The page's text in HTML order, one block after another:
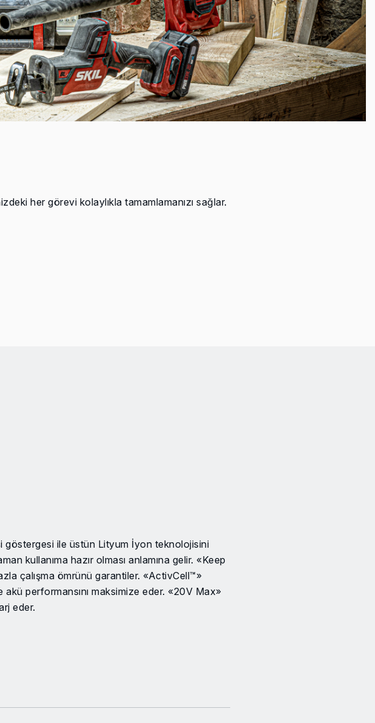
her görevi kolaylıkla tamamlamanızı sağlar.
ile üstün Lityum İyon teknolojisini
kullanıma hazır olması anlamına gelir. «Keep
çalışma ömrünü garantiler. «ActivCell™»
akü performansını maksimize eder. «20V Max»
eder.